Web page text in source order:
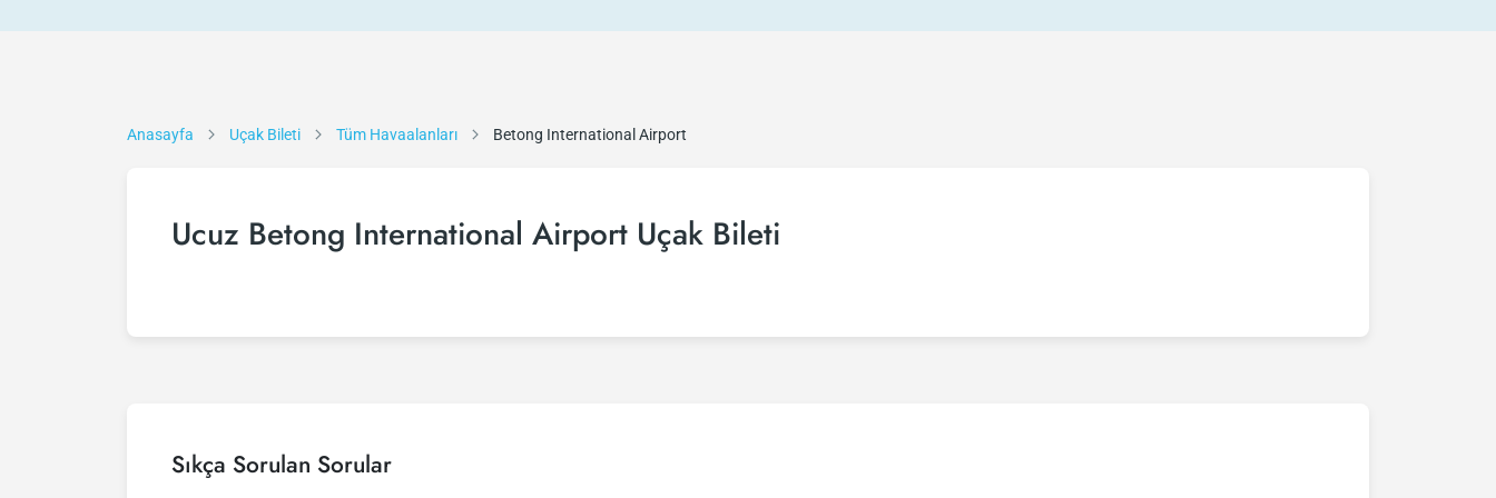
Anasayfa Uçak Bileti Tüm Havaalanları Betong International Airport
Ucuz Betong International Airport Uçak Bileti
Sıkça Sorulan Sorular